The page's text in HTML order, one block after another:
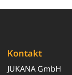
Kontakt
JUKANA GmbH